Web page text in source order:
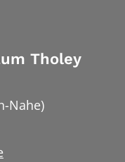
Tholey
Nahe)